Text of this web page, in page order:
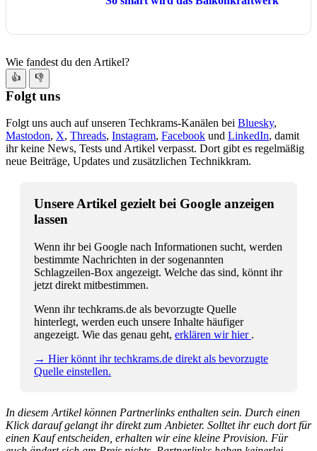
Wie fandest du den Artikel?
👍 👎
Folgt uns
Folgt uns auch auf unseren Techkrams-Kanälen bei Bluesky,
Mastodon, X, Threads, Instagram, Facebook und LinkedIn, damit
ihr keine News, Tests und Artikel verpasst. Dort gibt es regelmäßig
neue Beiträge, Updates und zusätzlichen Technikkram.
Unsere Artikel gezielt bei Google anzeigen
lassen
Wenn ihr bei Google nach Informationen sucht, werden
bestimmte Nachrichten in der sogenannten
Schlagzeilen-Box angezeigt. Welche das sind, könnt ihr
jetzt direkt mitbestimmen.
Wenn ihr techkrams.de als bevorzugte Quelle
hinterlegt, werden euch unsere Inhalte häufiger
angezeigt. Wie das genau geht, erklären wir hier .
→ Hier könnt ihr techkrams.de direkt als bevorzugte
Quelle einstellen.
In diesem Artikel können Partnerlinks enthalten sein. Durch einen
Klick darauf gelangt ihr direkt zum Anbieter. Solltet ihr euch dort für
einen Kauf entscheiden, erhalten wir eine kleine Provision. Für